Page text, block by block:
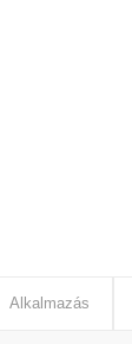
Alkalmazás